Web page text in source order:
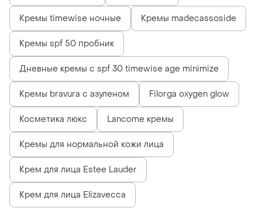
Кремы timewise ночные Кремы madecassoside
Кремы spf 50 пробник
Дневные кремы с spf 30 timewise age minimize
Кремы bravura с азуленом Filorga oxygen glow
Косметика люкс Lancome кремы
Кремы для нормальной кожи лица
Крем для лица Estee Lauder
Крем для лица Elizavecca